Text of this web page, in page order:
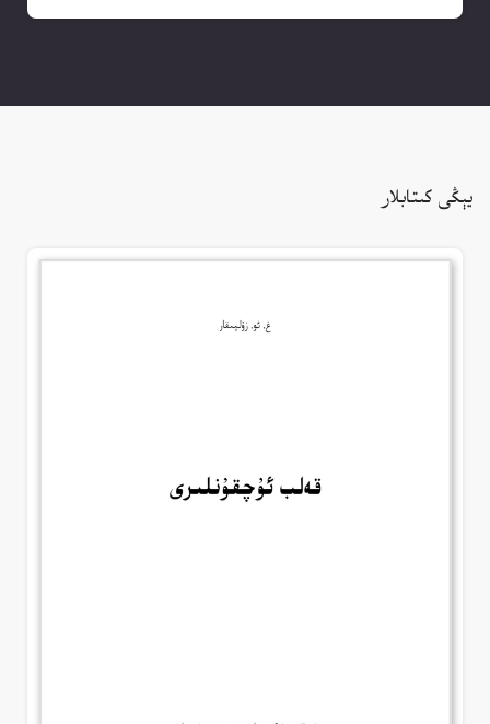
يېڭى كىتابلار